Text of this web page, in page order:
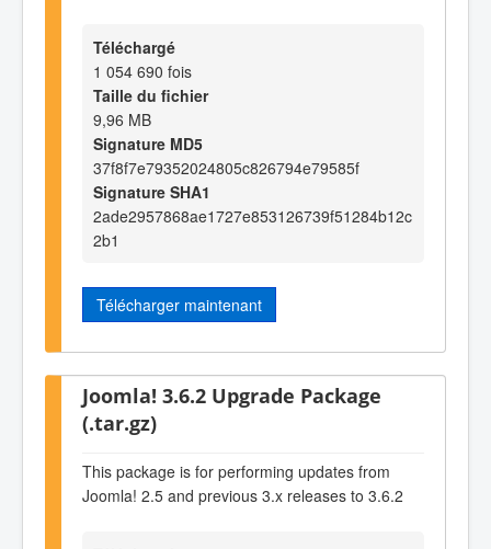
Téléchargé
1 054 690 fois
Taille du fichier
9,96 MB
Signature MD5
37f8f7e79352024805c826794e79585f
Signature SHA1
2ade2957868ae1727e853126739f51284b12c
2b1
Télécharger maintenant
Joomla! 3.6.2 Upgrade Package
(.tar.gz)
This package is for performing updates from
Joomla! 2.5 and previous 3.x releases to 3.6.2